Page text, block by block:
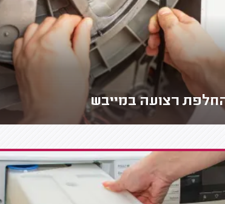
רצועה במייבש